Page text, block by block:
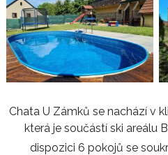
Chata U Zámků se nachází v
která je součástí ski areálu
dispozici 6 pokojů se